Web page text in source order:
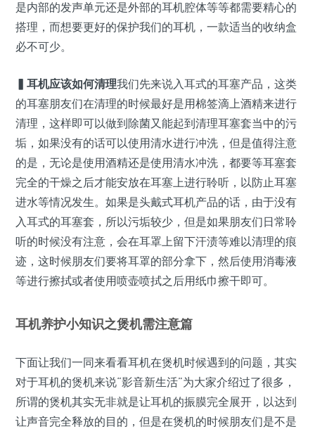
是内部的发声单元还是外部的耳机腔体等等都需要精心的
搭理，而想要更好的保护我们的耳机，一款适当的收纳盒
必不可少。
▍ 耳机应该如何清理我们先来说入耳式的耳塞产品，这类
的耳塞朋友们在清理的时候最好是用棉签滴上酒精来进行
清理，这样即可以做到除菌又能起到清理耳塞套当中的污
垢，如果没有的话可以使用清水进行冲洗，但是值得注意
的是，无论是使用酒精还是使用清水冲洗，都要等耳塞套
完全的干燥之后才能安放在耳塞上进行聆听，以防止耳塞
进水等情况发生。如果是头戴式耳机产品的话，由于没有
入耳式的耳塞套，所以污垢较少，但是如果朋友们日常聆
听的时候没有注意，会在耳罩上留下汗渍等难以清理的痕
迹，这时候朋友们要将耳罩的部分拿下，然后使用消毒液
等进行擦拭或者使用喷壶喷拭之后用纸巾擦干即可。
耳机养护小知识之煲机需注意篇
下面让我们一同来看看耳机在煲机时候遇到的问题，其实
对于耳机的煲机来说“影音新生活”为大家介绍过了很多，
所谓的煲机其实无非就是让耳机的振膜完全展开，以达到
让声音完全释放的目的，但是在煲机的时候朋友们是不是